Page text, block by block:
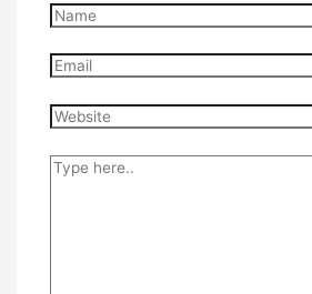
Name
Email
Website
Type
here..